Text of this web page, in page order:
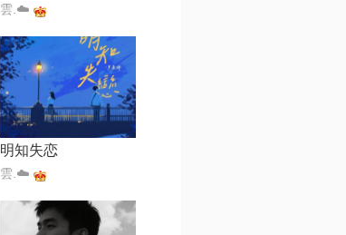
雲.☁️
明知失恋
雲.☁️